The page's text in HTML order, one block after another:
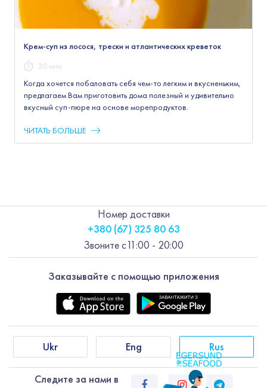
Крем-суп из лосося, трески и атлантических креветок
30 мин
Когда хочется побаловать себя чем-то легким и вкусненьким,
предлагаем Вам приготовить дома полезный и удивительно
вкусный суп-пюре на основе морепродуктов.
ЧИТАТЬ БОЛЬШЕ
Заказывайте с помощью приложения
Следите за нами в
Ukr Eng Rus
Номер доставки
+380 (67) 325 80 63
Звоните с11:00 - 20:00